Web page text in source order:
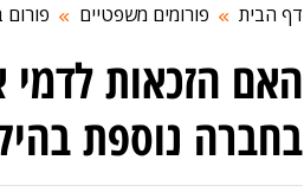
דף הבית פורומים משפטיים פורום
האם הזכאות
בחברה נוספת